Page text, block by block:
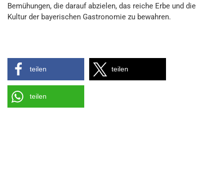
Bemühungen, die darauf abzielen, das reiche Erbe und die
Kultur der bayerischen Gastronomie zu bewahren.
teilen teilen
teilen